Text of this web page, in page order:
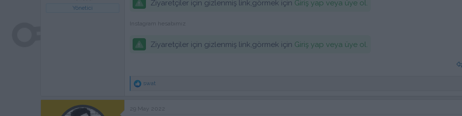
Yönetici
Ziyaretçiler için gizlenmiş link,görmek için Giriş yap veya üye ol.
Instagram hesabımız
Ziyaretçiler için gizlenmiş link,görmek için Giriş yap veya üye ol.
T
swat
29 May 2022